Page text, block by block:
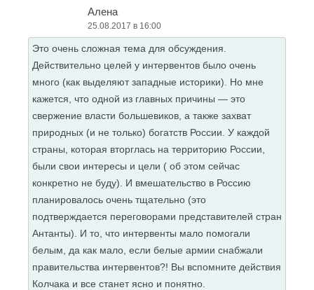
Алена
25.08.2017 в 16:00
Это очень сложная тема для обсуждения.
Действительно целей у интервентов было очень
много (как выделяют западные историки). Но мне
кажется, что одной из главных причины — это
свержение власти большевиков, а также захват
природных (и не только) богатств России. У каждой
страны, которая вторглась на территорию России,
были свои интересы и цели ( об этом сейчас
конкретно не буду). И вмешательство в Россию
планировалось очень тщательно (это
подтверждается переговорами представителей стран
Антанты). И то, что интервенты мало помогали
белым, да как мало, если белые армии снабжали
правительства интервентов?! Вы вспомните действия
Колчака и все станет ясно и понятно.